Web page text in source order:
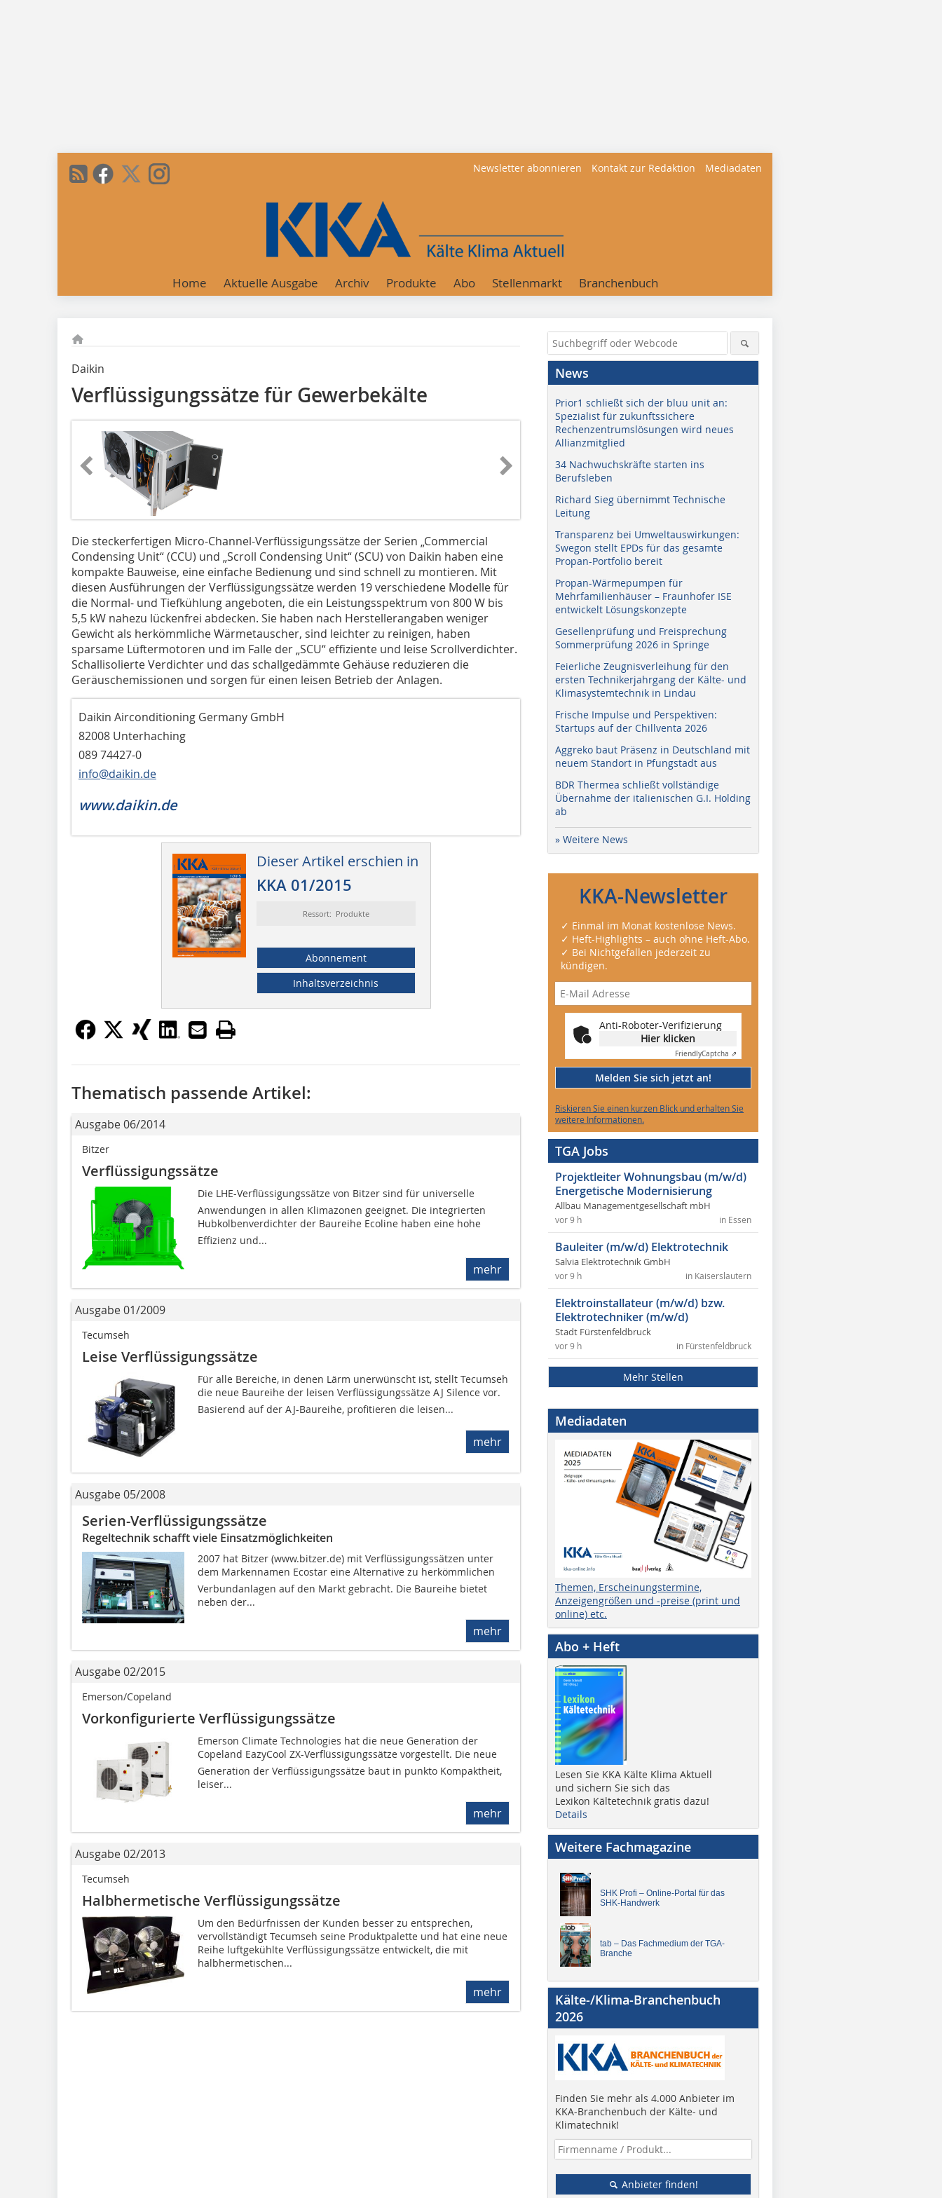
Newsletter abonnieren Kontakt zur Redaktion Mediadaten
Home Aktuelle Ausgabe Archiv Produkte Abo Stellenmarkt Branchenbuch
Daikin
Verflüssigungssätze für Gewerbekälte
Die steckerfertigen Micro-Channel-Verflüssigungssätze der Serien „Commercial
Condensing Unit“ (CCU) und „Scroll Condensing Unit“ (SCU) von Daikin haben eine
kompakte Bauweise, eine einfache Bedienung und sind schnell zu montieren. Mit
diesen Ausführungen der Verflüssigungssätze werden 19 verschiedene Modelle für
die Normal- und Tiefkühlung angeboten, die ein Leistungsspektrum von 800 W bis
5,5 kW nahezu lückenfrei abdecken. Sie haben nach Herstellerangaben weniger
Gewicht als herkömmliche Wärmetauscher, sind leichter zu reinigen, haben
sparsame Lüftermotoren und im Falle der „SCU“ effiziente und leise Scrollverdichter.
Schallisolierte Verdichter und das schallgedämmte Gehäuse reduzieren die
Geräuschemissionen und sorgen für einen leisen Betrieb der Anlagen.
Daikin Airconditioning Germany GmbH
82008 Unterhaching
089 74427-0
info@daikin.de
www.daikin.de
Dieser Artikel erschien in
KKA 01/2015
Ressort: Produkte
Abonnement
Inhaltsverzeichnis
Thematisch passende Artikel:
Ausgabe 06/2014
Bitzer
Verflüssigungssätze
Die LHE-Verflüssigungssätze von Bitzer sind für universelle
Anwendungen in allen Klimazonen geeignet. Die integrierten
Hubkolbenverdichter der Baureihe Ecoline haben eine hohe
Effizienz und...
mehr
Ausgabe 01/2009
Tecumseh
Leise Verflüssigungssätze
Für alle Bereiche, in denen Lärm unerwünscht ist, stellt Tecumseh
die neue Baureihe der leisen Verflüssigungssätze AJ Silence vor.
Basierend auf der AJ-Baureihe, profitieren die leisen...
mehr
Ausgabe 05/2008
Serien-Verflüssigungssätze
Regeltechnik schafft viele Einsatzmöglichkeiten
2007 hat Bitzer (www.bitzer.de) mit Verflüssigungssätzen unter
dem Markennamen Ecostar eine Alternative zu herkömmlichen
Verbundanlagen auf den Markt gebracht. Die Baureihe bietet
neben der...
mehr
Ausgabe 02/2015
Emerson/Copeland
Vorkonfigurierte Verflüssigungssätze
Emerson Climate Technologies hat die neue Generation der
Copeland EazyCool ZX-Verflüssigungssätze vorgestellt. Die neue
Generation der Verflüssigungssätze baut in punkto Kompaktheit,
leiser...
mehr
Ausgabe 02/2013
Tecumseh
Halbhermetische Verflüssigungssätze
Um den Bedürfnissen der Kunden besser zu entsprechen,
vervollständigt Tecumseh seine Produktpalette und hat eine neue
Reihe luftgekühlte Verflüssigungssätze entwickelt, die mit
halbhermetischen...
mehr
News
Prior1 schließt sich der bluu unit an:
Spezialist für zukunftssichere
Rechenzentrumslösungen wird neues
Allianzmitglied
34 Nachwuchskräfte starten ins
Berufsleben
Richard Sieg übernimmt Technische
Leitung
Transparenz bei Umweltauswirkungen:
Swegon stellt EPDs für das gesamte
Propan-Portfolio bereit
Propan-Wärmepumpen für
Mehrfamilienhäuser – Fraunhofer ISE
entwickelt Lösungskonzepte
Gesellenprüfung und Freisprechung
Sommerprüfung 2026 in Springe
Feierliche Zeugnisverleihung für den
ersten Technikerjahrgang der Kälte- und
Klimasystemtechnik in Lindau
Frische Impulse und Perspektiven:
Startups auf der Chillventa 2026
Aggreko baut Präsenz in Deutschland mit
neuem Standort in Pfungstadt aus
BDR Thermea schließt vollständige
Übernahme der italienischen G.I. Holding
ab
» Weitere News
KKA-Newsletter
✓ Einmal im Monat kostenlose News.
✓ Heft-Highlights – auch ohne Heft-Abo.
✓ Bei Nichtgefallen jederzeit zu
kündigen.
Anti-Roboter-Verifizierung
Hier klicken
FriendlyCaptcha ⇗
Melden Sie sich jetzt an!
Riskieren Sie einen kurzen Blick und erhalten Sie
weitere Informationen.
TGA Jobs
Projektleiter Wohnungsbau (m/w/d)
Energetische Modernisierung
Allbau Managementgesellschaft mbH
in Essen
vor 9 h
Bauleiter (m/w/d) Elektrotechnik
Salvia Elektrotechnik GmbH
in Kaiserslautern
vor 9 h
Elektroinstallateur (m/w/d) bzw.
Elektrotechniker (m/w/d)
Stadt Fürstenfeldbruck
in Fürstenfeldbruck
vor 9 h
Mehr Stellen
Mediadaten
Themen, Erscheinungstermine,
Anzeigengrößen und -preise (print und
online) etc.
Abo + Heft
Lesen Sie KKA Kälte Klima Aktuell
und sichern Sie sich das
Lexikon Kältetechnik gratis dazu!
Details
Weitere Fachmagazine
SHK Profi – Online-Portal für das
SHK-Handwerk
tab – Das Fachmedium der TGA-
Branche
Kälte-/Klima-Branchenbuch
2026
Finden Sie mehr als 4.000 Anbieter im
KKA-Branchenbuch der Kälte- und
Klimatechnik!
Anbieter finden!